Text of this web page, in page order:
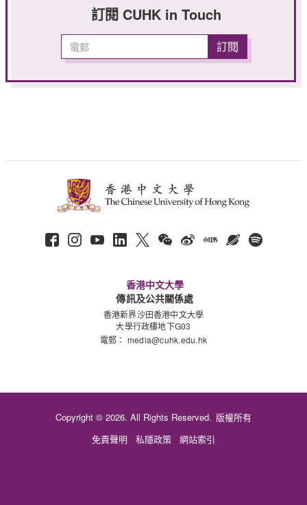
訂閱 CUHK in Touch
香港中文大學
傳訊及公共關係處
香港新界沙田香港中文大學
大學行政樓地下G03
電郵： media@cuhk.edu.hk
Copyright © 2026. All Rights Reserved. 版權所有
免責聲明
私隱政策 網站索引